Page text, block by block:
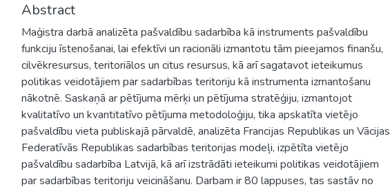
Abstract
Maģistra darbā analizēta pašvaldību sadarbība kā instruments pašvaldību
funkciju īstenošanai, lai efektīvi un racionāli izmantotu tām pieejamos finanšu,
cilvēkresursus, teritoriālos un citus resursus, kā arī sagatavot ieteikumus
politikas veidotājiem par sadarbības teritoriju kā instrumenta izmantošanu
nākotnē. Saskaņā ar pētījuma mērķi un pētījuma stratēģiju, izmantojot
kvalitatīvo un kvantitatīvo pētījuma metodoloģiju, tika apskatīta vietējo
pašvaldību vieta publiskajā pārvaldē, analizēta Francijas Republikas un Vācijas
Federatīvās Republikas sadarbības teritorijas modeļi, izpētīta vietējo
pašvaldību sadarbība Latvijā, kā arī izstrādāti ieteikumi politikas veidotājiem
par sadarbības teritoriju veicināšanu. Darbam ir 80 lappuses, tas sastāv no